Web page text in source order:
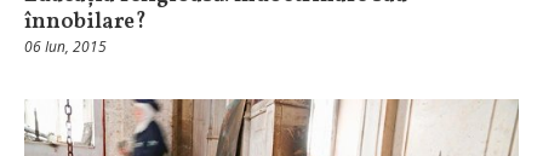
înnobilare?
06 Iun, 2015